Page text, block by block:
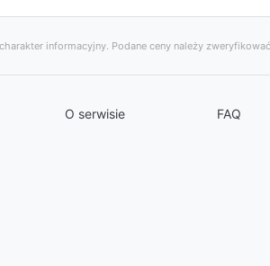
informacyjny. Podane ceny należy
O serwisie FAQ